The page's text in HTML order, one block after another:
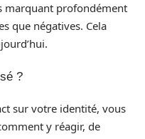
marquant profondément
que négatives. Cela
?
sur votre identité, vous
y réagir, de